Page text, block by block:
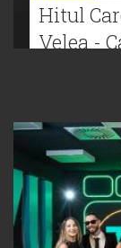
Hitul
Velea -
Bătălie
Verii:
21 Iulie
Dă